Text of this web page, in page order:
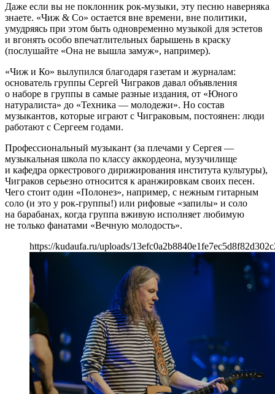
Даже если вы не поклонник рок-музыки, эту песню наверняка
знаете. «Чиж & Co» остается вне времени, вне политики,
умудряясь при этом быть одновременно музыкой для эстетов
и вгонять особо впечатлительных барышень в краску
(послушайте «Она не вышла замуж», например).
«Чиж и Ко» вылупился благодаря газетам и журналам:
основатель группы Сергей Чиграков давал объявления
о наборе в группы в самые разные издания, от «Юного
натуралиста» до «Техника — молодежи». Но состав
музыкантов, которые играют с Чиграковым, постоянен: люди
работают с Сергеем годами.
Профессиональный музыкант (за плечами у Сергея —
музыкальная школа по классу аккордеона, музучилище
и кафедра оркестрового дирижирования института культуры),
Чиграков серьезно относится к аранжировкам своих песен.
Чего стоит один «Полонез», например, с нежным гитарным
соло (и это у рок-группы!) или рифовые «запилы» и соло
на барабанах, когда группа вживую исполняет любимую
не только фанатами «Вечную молодость».
https://kudaufa.ru/uploads/